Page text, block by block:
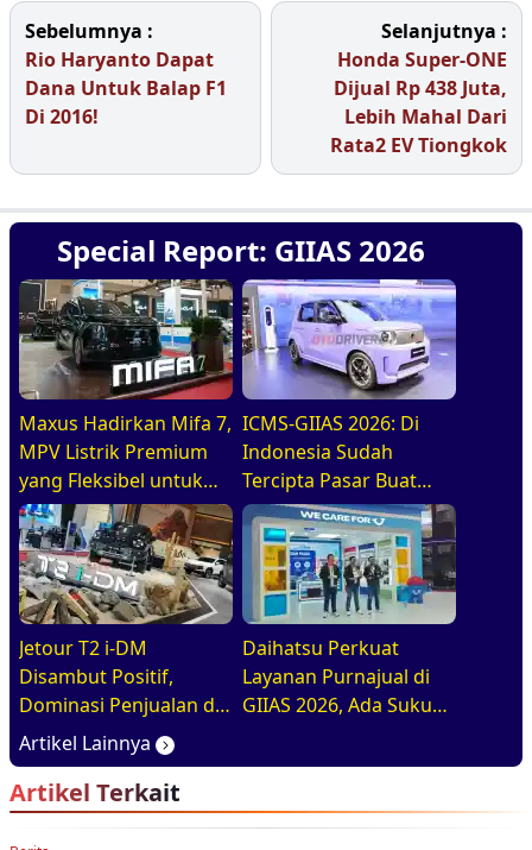
Sebelumnya :
Rio Haryanto Dapat
Dana Untuk Balap F1
Di 2016!
Selanjutnya :
Honda Super-ONE
Dijual Rp 438 Juta,
Lebih Mahal Dari
Rata2 EV Tiongkok
Special Report: GIIAS 2026
Maxus Hadirkan Mifa 7,
MPV Listrik Premium
yang Fleksibel untuk
Keluarga Modern Di
GIIAS 2026
ICMS-GIIAS 2026: Di
Indonesia Sudah
Tercipta Pasar Buat
BEV, HEV, Dan PHEV
Jetour T2 i-DM
Disambut Positif,
Dominasi Penjualan di
GIIAS 2026
Daihatsu Perkuat
Layanan Purnajual di
GIIAS 2026, Ada Suku
Artikel Lainnya
Artikel Terkait